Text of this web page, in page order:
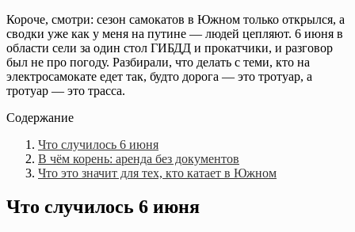
Короче, смотри: сезон самокатов в Южном только открылся, а
сводки уже как у меня на путине — людей цепляют. 6 июня в
области сели за один стол ГИБДД и прокатчики, и разговор
был не про погоду. Разбирали, что делать с теми, кто на
электросамокате едет так, будто дорога — это тротуар, а
тротуар — это трасса.
Содержание
Что случилось 6 июня
В чём корень: аренда без документов
Что это значит для тех, кто катает в Южном
Что случилось 6 июня